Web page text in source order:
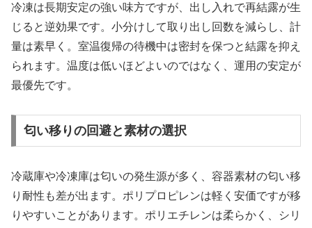
冷凍は長期安定の強い味方ですが、出し入れで再結露が生
じると逆効果です。小分けして取り出し回数を減らし、計
量は素早く。室温復帰の待機中は密封を保つと結露を抑え
られます。温度は低いほどよいのではなく、運用の安定が
最優先です。
匂い移りの回避と素材の選択
冷蔵庫や冷凍庫は匂いの発生源が多く、容器素材の匂い移
り耐性も差が出ます。ポリプロピレンは軽く安価ですが移
りやすいことがあります。ポリエチレンは柔らかく、シリ